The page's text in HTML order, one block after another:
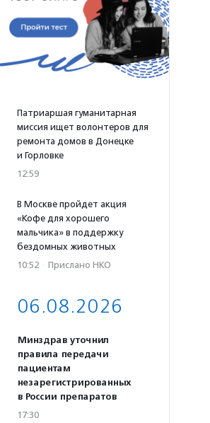
Патриаршая гуманитарная
миссия ищет волонтеров для
ремонта домов в Донецке
и Горловке
12:59
В Москве пройдет акция
«Кофе для хорошего
мальчика» в поддержку
бездомных животных
10:52 · Прислано НКО
06.08.2026
Минздрав уточнил
правила передачи
пациентам
незарегистрированных
в России препаратов
17:30